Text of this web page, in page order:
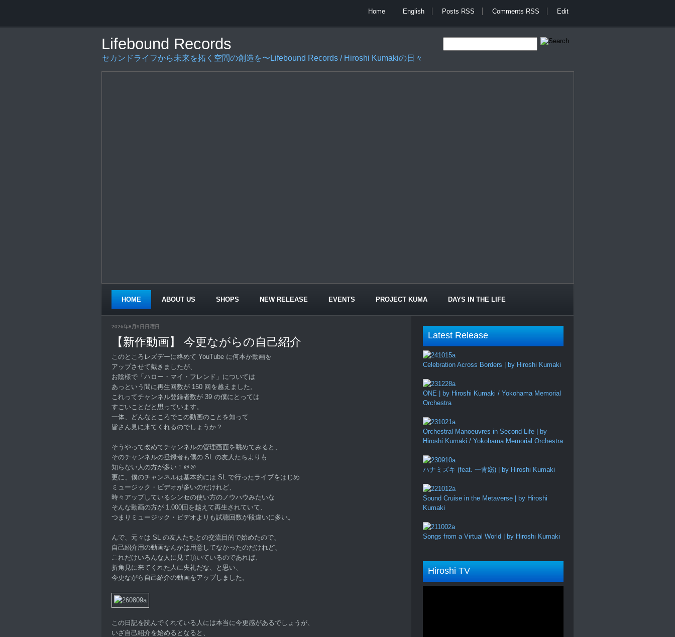
Home English Posts RSS Comments RSS Edit
Lifebound Records
セカンドライフから未来を拓く空間の創造を〜Lifebound Records / Hiroshi Kumakiの日々
HOME ABOUT US SHOPS NEW RELEASE EVENTS PROJECT KUMA DAYS IN THE LIFE
2026年8月9日日曜日
【新作動画】 今更ながらの自己紹介
このところレズデーに絡めて YouTube に何本か動画を
アップさせて戴きましたが、
お陰様で「ハロー・マイ・フレンド」については
あっという間に再生回数が 150 回を越えました。
これってチャンネル登録者数が 39 の僕にとっては
すごいことだと思っています。
一体、どんなところでこの動画のことを知って
皆さん見に来てくれるのでしょうか？
そうやって改めてチャンネルの管理画面を眺めてみると、
そのチャンネルの登録者も僕の SL の友人たちよりも
知らない人の方が多い！＠＠
更に、僕のチャンネルは基本的には SL で行ったライブをはじめ
ミュージック・ビデオが多いのだけれど、
時々アップしているシンセの使い方のノウハウみたいな
そんな動画の方が 1,000回を越えて再生されていて、
つまりミュージック・ビデオよりも試聴回数が段違いに多い。
んで、元々は SL の友人たちとの交流目的で始めたので、
自己紹介用の動画なんかは用意してなかったのだけれど、
これだけいろんな人に見て頂いているのであれば、
折角見に来てくれた人に失礼だな、と思い、
今更ながら自己紹介の動画をアップしました。
この日記を読んでくれている人には本当に今更感があるでしょうが、
いざ自己紹介を始めるとなると、
Latest Release
Celebration Across Borders | by Hiroshi Kumaki
ONE | by Hiroshi Kumaki / Yokohama Memorial
Orchestra
Orchestral Manoeuvres in Second Life | by
Hiroshi Kumaki / Yokohama Memorial Orchestra
ハナミズキ (feat. 一青窈) | by Hiroshi Kumaki
Sound Cruise in the Metaverse | by Hiroshi
Kumaki
Songs from a Virtual World | by Hiroshi Kumaki
Hiroshi TV